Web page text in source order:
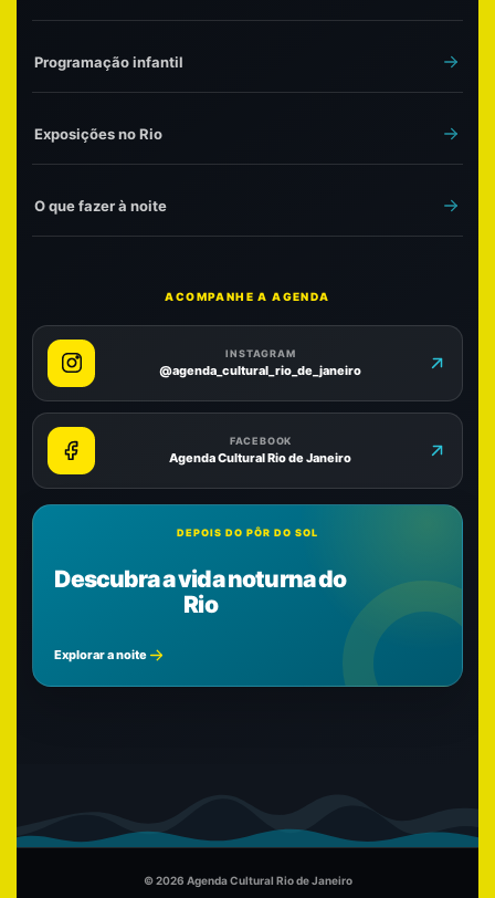
Programação infantil
Exposições no Rio
O que fazer à noite
ACOMPANHE A AGENDA
INSTAGRAM
@agenda_cultural_rio_de_janeiro
FACEBOOK
Agenda Cultural Rio de Janeiro
DEPOIS DO PÔR DO SOL
Descubra a vida noturna do
Rio
Explorar a noite
© 2026 Agenda Cultural Rio de Janeiro